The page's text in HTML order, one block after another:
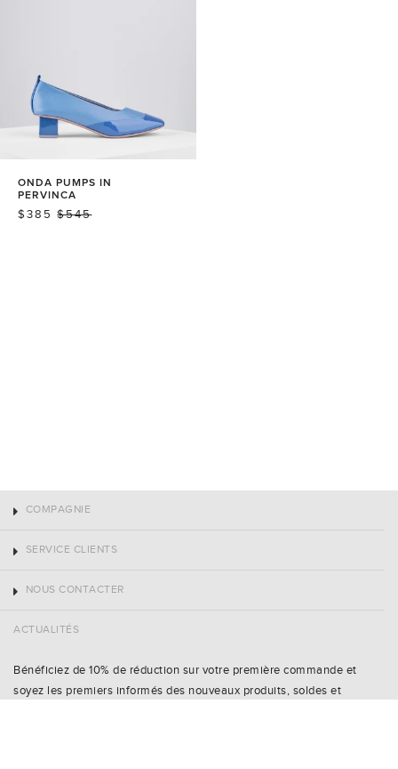
ONDA PUMPS IN
PERVINCA
PRIX
$385 PRIX
$545
COMPAGNIE
SERVICE CLIENTS
NOUS CONTACTER
ACTUALITÉS
Bénéficiez de 10% de réduction sur votre première commande et
soyez les premiers informés des nouveaux produits, soldes et